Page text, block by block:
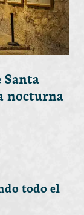
nocturna
todo el